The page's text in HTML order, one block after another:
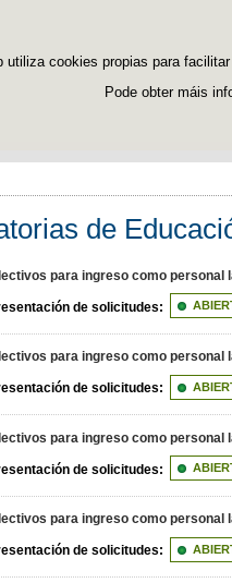
utiliza cookies propias para
Pode obter máis
de
para ingreso como personal
de solicitudes:
para ingreso como personal
de solicitudes:
para ingreso como personal
de solicitudes:
para ingreso como personal
de solicitudes: